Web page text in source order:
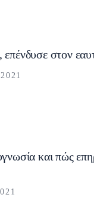
επένδυσε στον
και πώς